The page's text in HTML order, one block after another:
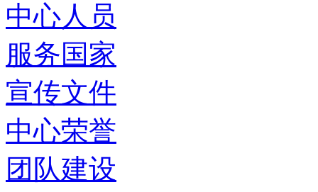
中心人员
服务国家
宣传文件
中心荣誉
团队建设